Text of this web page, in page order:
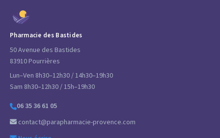
Pharmacie des Bastides
50 Avenue des Bastides
83910 Pourrières
Lun–Ven 8h30–12h30 / 14h30–19h30
Sam 8h30–12h30 / 15h–19h30
06 35 36 61 05
contact@parapharmacie-provence.com